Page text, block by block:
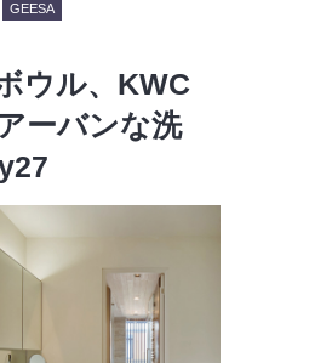
GEESA
ウル、KWC
ーバンな洗